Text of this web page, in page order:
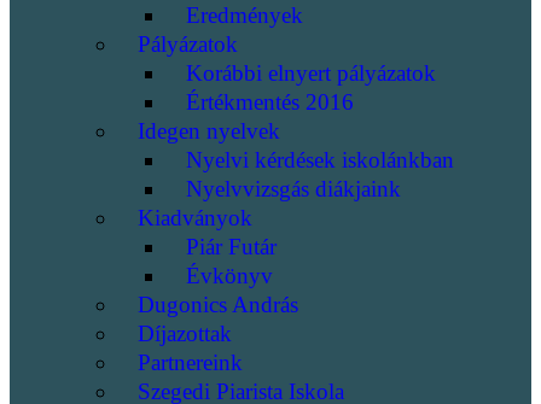
Eredmények
Pályázatok
Korábbi elnyert pályázatok
Értékmentés 2016
Idegen nyelvek
Nyelvi kérdések iskolánkban
Nyelvvizsgás diákjaink
Kiadványok
Piár Futár
Évkönyv
Dugonics András
Díjazottak
Partnereink
Szegedi Piarista Iskola